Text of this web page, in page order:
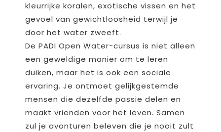
kleurrijke koralen, exotische vissen en het
gevoel van gewichtloosheid terwijl je
door het water zweeft.
De PADI Open Water-cursus is niet alleen
een geweldige manier om te leren
duiken, maar het is ook een sociale
ervaring. Je ontmoet gelijkgestemde
mensen die dezelfde passie delen en
maakt vrienden voor het leven. Samen
zul je avonturen beleven die je nooit zult